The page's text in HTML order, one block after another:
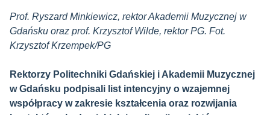
Prof. Ryszard Minkiewicz, rektor Akademii Muzycznej w
Gdańsku oraz prof. Krzysztof Wilde, rektor PG. Fot.
Krzysztof Krzempek/PG
Rektorzy Politechniki Gdańskiej i Akademii Muzycznej
w Gdańsku podpisali list intencyjny o wzajemnej
współpracy w zakresie kształcenia oraz rozwijania